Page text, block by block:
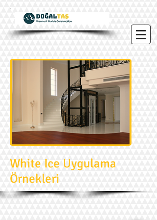
White Ice Uygulama
Örnekleri